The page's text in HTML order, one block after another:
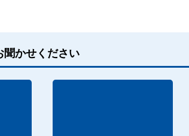
聞かせください